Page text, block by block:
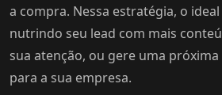
a compra. Nessa estratégia, o
nutrindo seu lead com mais
sua atenção, ou gere uma
para a sua empresa.